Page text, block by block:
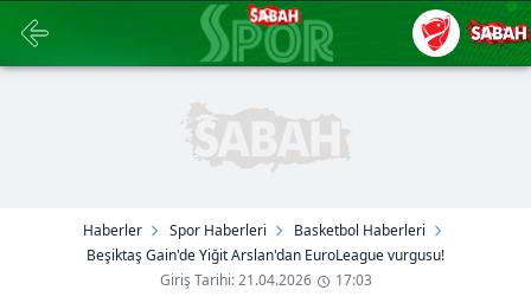
Haberler Spor Haberleri
Basketbol Haberleri
Beşiktaş Gain'de Yiğit Arslan'dan EuroLeague vurgusu!
Giriş Tarihi: 21.04.2026
17:03